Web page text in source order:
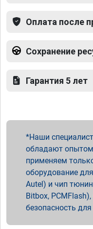
Оплата после
Сохранение
Гарантия 5 лет
Наши
обладают
применяем
оборудование
Autel) и чип
Bitbox,
безопасность